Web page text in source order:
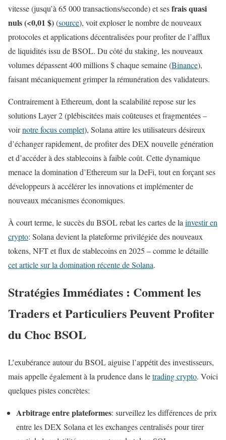
vitesse (jusqu’à 65 000 transactions/seconde) et sesfrais quasi
nuls (<0,01 $)(source), voit exploser le nombre de nouveaux
protocoles et applications décentralisées pour profiter de l’afflux
de liquidités issu de BSOL. Du côté du staking, les nouveaux
volumes dépassent 400 millions $ chaque semaine (Binance),
faisant mécaniquement grimper la rémunération des validateurs.
Contrairement à Ethereum, dont la scalabilité repose sur les
solutions Layer 2 (plébiscitées mais coûteuses et fragmentées –
voirnotre focus complet), Solana attire les utilisateurs désireux
d’échanger rapidement, de profiter des DEX nouvelle génération
et d’accéder à des stablecoins à faible coût. Cette dynamique
menace la domination d’Ethereum sur la DeFi, tout en forçant ses
développeurs à accélérer les innovations et implémenter de
nouveaux mécanismes économiques.
À court terme, le succès du BSOL rebat les cartes de la investir en
crypto: Solana devient la plateforme privilégiée des nouveaux
tokens, NFT et flux de stablecoins en 2025 – comme le détaille
cet article sur la domination récente de Solana.
Stratégies Immédiates : Comment les
Traders et Particuliers Peuvent Profiter
du Choc BSOL
L’exubérance autour du BSOL aiguise l’appétit des investisseurs,
mais appelle également à la prudence dans letrading crypto. Voici
quelques pistes concrètes:
Arbitrage entre plateformes: surveillez les différences de prix
entre les DEX Solana et les exchanges centralisés pour tirer